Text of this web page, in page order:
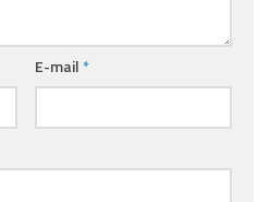
E-mail *